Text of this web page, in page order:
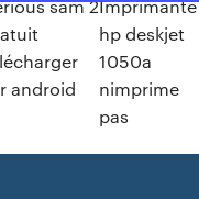
sam 2
android
Imprimante
hp deskjet
1050a
nimprime
pas